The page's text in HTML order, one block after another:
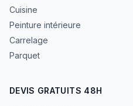
Cuisine
Peinture intérieure
Carrelage
Parquet
DEVIS GRATUITS 48H